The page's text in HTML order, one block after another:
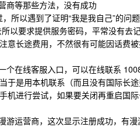
商等那些方法，没有成功
所以遇到了证明“我是我自己”的问
以要求提供服务密码，平常没有去
意长途费用，不然很有可能因话费
在线客服入口，可以在线联系
于是用本机联系（而且没有国际长
机进行尝试，如果要关闭再重启国
游运营商，这次显示注册成功，有漫